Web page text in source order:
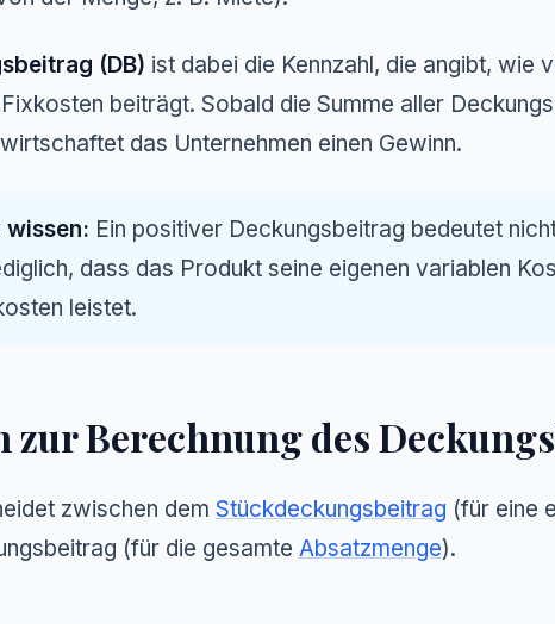
(DB) ist dabei die Kennzahl, die angibt, wie
beiträgt. Sobald die Summe aller
das Unternehmen einen Gewinn.
wissen: Ein positiver Deckungsbeitrag bedeutet
dass das Produkt seine eigenen variablen
leistet.
zur Berechnung des
zwischen dem Stückdeckungsbeitrag (für eine
(für die gesamte Absatzmenge).